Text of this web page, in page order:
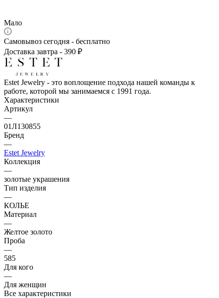
Мало
Самовывоз сегодня - бесплатно
Доставка завтра - 390 ₽
Estet Jewelry - это воплощение подхода нашей команды к
работе, которой мы занимаемся с 1991 года.
Характеристики
Артикул
—
01Л130855
Бренд
—
Estet Jewelry
Коллекция
—
золотые украшения
Тип изделия
—
КОЛЬЕ
Материал
—
Желтое золото
Проба
—
585
Для кого
—
Для женщин
Все характеристики